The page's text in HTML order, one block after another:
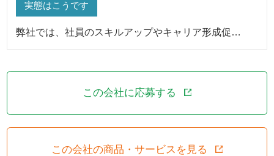
実態はこうです
弊社では、社員のスキルアップやキャリア形成促…
この会社に応募する
この会社の商品・サービスを見る